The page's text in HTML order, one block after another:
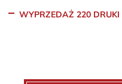
WYPRZEDAŻ 220 DRUKI